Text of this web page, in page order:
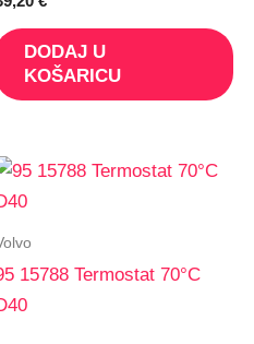
DODAJ U
KOŠARICU
15788 Termostat 70°C